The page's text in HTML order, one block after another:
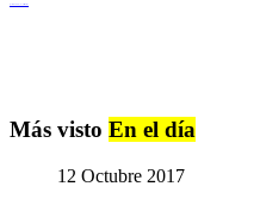
Más visto En el día
12 Octubre 2017